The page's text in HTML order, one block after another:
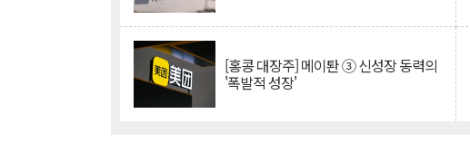
[홍콩 대장주] 메이퇀 ③ 신성장 동력의
'폭발적 성장'